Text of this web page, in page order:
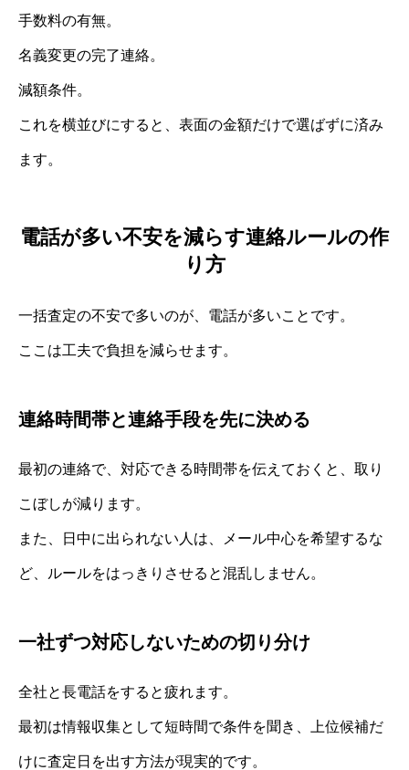
手数料の有無。
名義変更の完了連絡。
減額条件。
これを横並びにすると、表面の金額だけで選ばずに済み
ます。
電話が多い不安を減らす連絡ルールの作
り方
一括査定の不安で多いのが、電話が多いことです。
ここは工夫で負担を減らせます。
連絡時間帯と連絡手段を先に決める
最初の連絡で、対応できる時間帯を伝えておくと、取り
こぼしが減ります。
また、日中に出られない人は、メール中心を希望するな
ど、ルールをはっきりさせると混乱しません。
一社ずつ対応しないための切り分け
全社と長電話をすると疲れます。
最初は情報収集として短時間で条件を聞き、上位候補だ
けに査定日を出す方法が現実的です。